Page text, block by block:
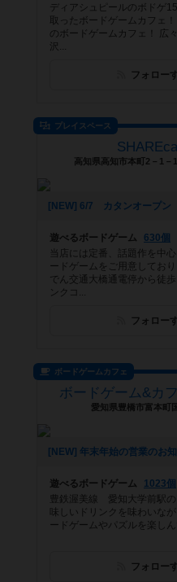
ディアシュピールのボドゲ
取ったボードゲームカフェ
のボードゲームカフェ！ 広
沢...
フォロー
プレイスペース
高知県高知市本町2－1－
遊べるボードゲーム
630個
当店には定番、話題作を中
ードゲームをご用意してお
でん交通大橋通電停から徒
ンクコ...
フォロー
ボードゲームカフェ
ボードゲーム&カ
愛知県豊橋市富本町
遊べるボードゲーム
1023個
豊鉄渥美線 愛知大学前駅の
味しいドリンクを味わいな
ードゲームやパズルを楽しん
フォロー